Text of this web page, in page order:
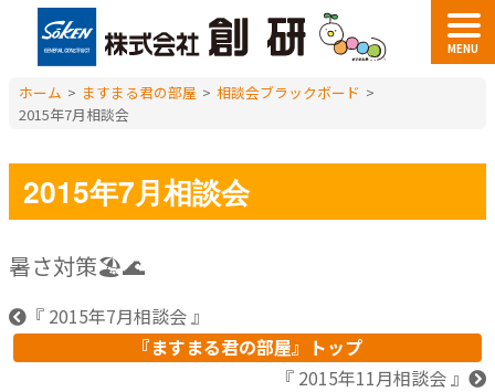
MENU
ホーム > ますまる君の部屋 > 相談会ブラックボード >
2015年7月相談会
2015年7月相談会
暑さ対策🏖️🌊
『 2015年7月相談会 』
『ますまる君の部屋』トップ
『 2015年11月相談会 』